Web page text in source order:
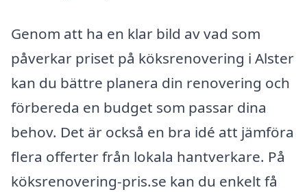
Genom att ha en klar bild av vad som
påverkar priset på köksrenovering i Alster
kan du bättre planera din renovering och
förbereda en budget som passar dina
behov. Det är också en bra idé att jämföra
flera offerter från lokala hantverkare. På
köksrenovering-pris.se kan du enkelt få